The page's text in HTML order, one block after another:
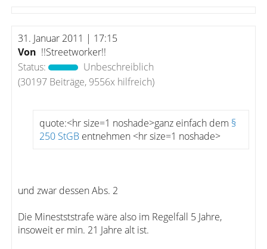
31. Januar 2011 | 17:15
Von !!Streetworker!!
Status:
Unbeschreiblich
(30197 Beiträge, 9556x hilfreich)
quote:<hr size=1 noshade>ganz einfach dem §
250 StGBentnehmen <hr size=1 noshade>
und zwar dessen Abs. 2
Die Minestststrafe wäre also im Regelfall 5 Jahre,
insoweit er min. 21 Jahre alt ist.